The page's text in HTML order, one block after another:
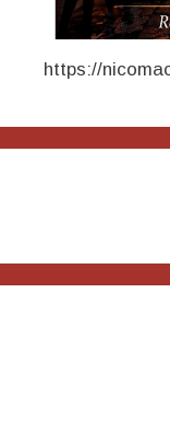
https://